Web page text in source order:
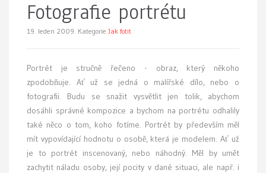
Fotografie portrétu
19. leden 2009. Kategorie Jak fotit
Portrét je stručně řečeno - obraz, který někoho
zpodobňuje. Ať už se jedná o malířské dílo, nebo o
fotografii. Budu se snažit vysvětlit jen tolik, abychom
dosáhli správné kompozice a bychom na portrétu odhalily
také něco o tom, koho fotíme. Portrét by především měl
mít vypovídající hodnotu o osobě, která je modelem. Ať už
je to portrét inscenovaný, nebo náhodný. Měl by umět
zachytit náladu osoby, její pocity v dané situaci, ale např. i